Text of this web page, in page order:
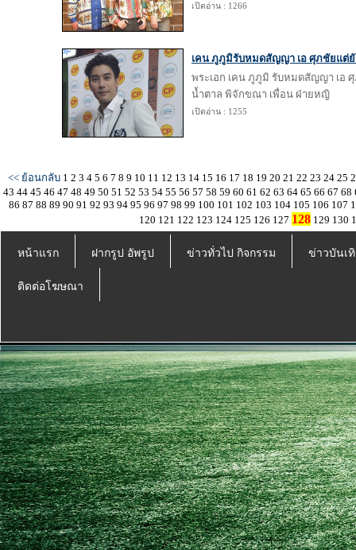
เปิดอ่าน : 1266
เคน ภูภูมิรับหมดสัญญา เอ ศุภชัยแต่ยั
พระเอก เคน ภูภูมิ รับหมดสัญญา เอ
น้ำตาล พิจักขณา เพื่อน ฝ่ายหญิ
เปิดอ่าน : 1255
<< ย้อนกลับ 1 2 3 4 5 6 7 8 9 10 11 12 13 14 15 16 17 18 19 20 21 22 23 24 25
43 44 45 46 47 48 49 50 51 52 53 54 55 56 57 58 59 60 61 62 63 64 65 66 67 68
86 87 88 89 90 91 92 93 94 95 96 97 98 99 100 101 102 103 104 105 106 107
120 121 122 123 124 125 126 127 128 129 130
หน้าแรก ฝากรูป อัพรูป ข่าวทั่วไป กิจกรรม ข่าวบันเ
ติดต่อโฆษณา